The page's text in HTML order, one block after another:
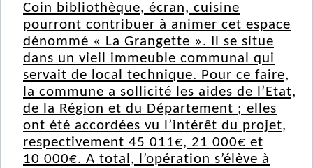
Coin bibliothèque, écran, cuisine
pourront contribuer à animer cet espace
dénommé « La Grangette ». Il se situe
dans un vieil immeuble communal qui
servait de local technique. Pour ce faire,
la commune a sollicité les aides de l’Etat,
de la Région et du Département ; elles
ont été accordées vu l’intérêt du projet,
respectivement 45 011€, 21 000€ et
10 000€. A total, l’opération s’élève à